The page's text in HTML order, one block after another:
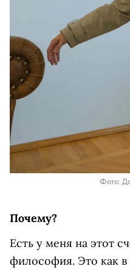
Фото:
Почему?
Есть у меня на этот
философия. Это как